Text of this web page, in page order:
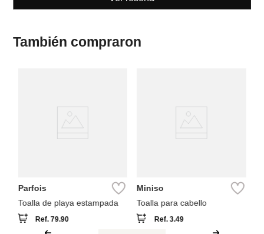
También compraron
Parfois
Toalla de playa estampada
Ref.79.90
Miniso
Toalla para cabello
Ref. 3.49